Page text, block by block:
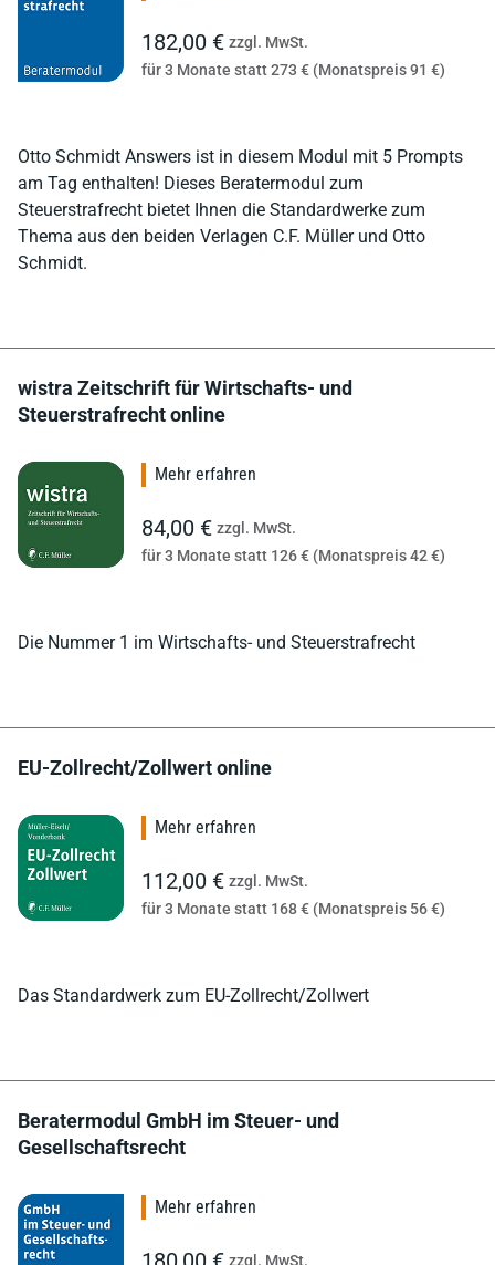
Otto Schmidt Answers ist in diesem Modul mit 5 Prompts
am Tag enthalten! Dieses Beratermodul zum
Steuerstrafrecht bietet Ihnen die Standardwerke zum
Thema aus den beiden Verlagen C.F. Müller und Otto
Schmidt.
182,00 € zzgl. MwSt.
für 3 Monate statt 273 € (Monatspreis 91 €)
wistra Zeitschrift für Wirtschafts- und
Steuerstrafrecht online
Die Nummer 1 im Wirtschafts- und Steuerstrafrecht
Mehr erfahren
84,00 € zzgl. MwSt.
für 3 Monate statt 126 € (Monatspreis 42 €)
EU-Zollrecht/Zollwert online
Das Standardwerk zum EU-Zollrecht/Zollwert
Mehr erfahren
112,00 € zzgl. MwSt.
für 3 Monate statt 168 € (Monatspreis 56 €)
Beratermodul GmbH im Steuer- und
Gesellschaftsrecht
Mehr erfahren
zzgl. MwSt.